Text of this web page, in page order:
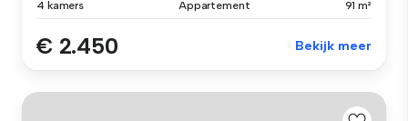
4 kamers Appartement 91 m²
€ 2.450 Bekijk meer